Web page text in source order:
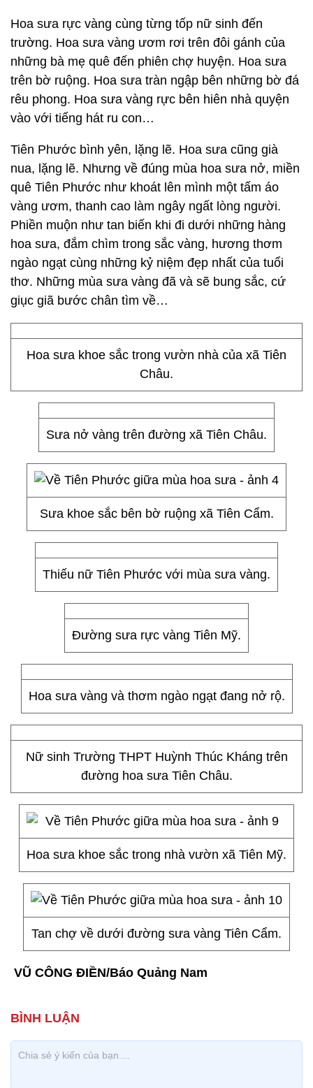
Hoa sưa rực vàng cùng từng tốp nữ sinh đến
trường. Hoa sưa vàng ươm rơi trên đôi gánh của
những bà mẹ quê đến phiên chợ huyện. Hoa sưa
trên bờ ruộng. Hoa sưa tràn ngập bên những bờ đá
rêu phong. Hoa sưa vàng rực bên hiên nhà quyện
vào với tiếng hát ru con…
Tiên Phước bình yên, lặng lẽ. Hoa sưa cũng già
nua, lặng lẽ. Nhưng về đúng mùa hoa sưa nở, miền
quê Tiên Phước như khoát lên mình một tấm áo
vàng ươm, thanh cao làm ngây ngất lòng người.
Phiền muộn như tan biến khi đi dưới những hàng
hoa sưa, đắm chìm trong sắc vàng, hương thơm
ngào ngạt cùng những kỷ niệm đẹp nhất của tuổi
thơ. Những mùa sưa vàng đã và sẽ bung sắc, cứ
giục giã bước chân tìm về…
Hoa sưa khoe sắc trong vườn nhà của xã Tiên
Châu.
Sưa nở vàng trên đường xã Tiên Châu.
Sưa khoe sắc bên bờ ruộng xã Tiên Cẩm.
Thiếu nữ Tiên Phước với mùa sưa vàng.
Đường sưa rực vàng Tiên Mỹ.
Hoa sưa vàng và thơm ngào ngạt đang nở rộ.
Nữ sinh Trường THPT Huỳnh Thúc Kháng trên
đường hoa sưa Tiên Châu.
Hoa sưa khoe sắc trong nhà vườn xã Tiên Mỹ.
Tan chợ về dưới đường sưa vàng Tiên Cẩm.
VŨ CÔNG ĐIỀN/Báo Quảng Nam